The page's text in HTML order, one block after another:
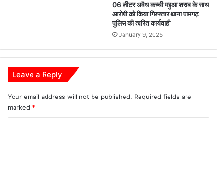
दी
ब
ई
वं
उ
06 लीटर अवैध कच्ची महुआ शराब के साथ
आरोपी को किया गिरफ्तार थाना पामगढ़
पुलिस की त्वरित कार्यवाही
January 9, 2025
Leave a Reply
Your email address will not be published. Required fields are
marked *